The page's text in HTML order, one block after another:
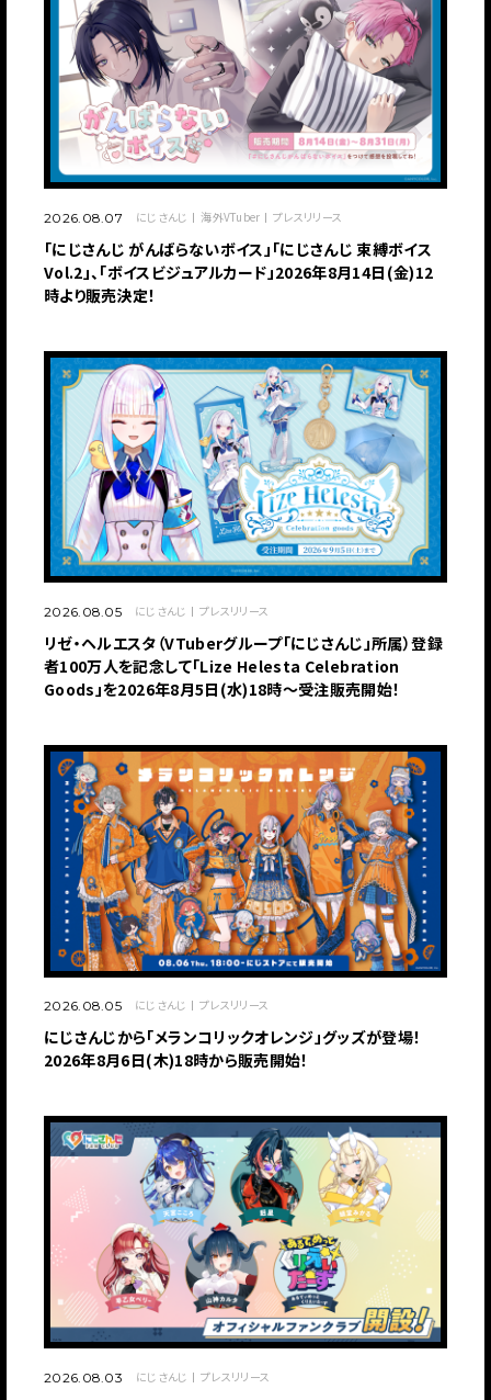
2026.08.07 にじさんじ 海外VTuber プレスリリース
「にじさんじ がんばらないボイス」「にじさんじ 束縛ボイス
Vol.2」、「ボイスビジュアルカード」2026年8月14日(金)12
時より販売決定！
2026.08.05 にじさんじ プレスリリース
リゼ・ヘルエスタ（VTuberグループ「にじさんじ」所属）登録
者100万人を記念して「Lize Helesta Celebration
Goods」を2026年8月5日(水)18時～受注販売開始！
2026.08.05 にじさんじ プレスリリース
にじさんじから「メランコリックオレンジ」グッズが登場！
2026年8月6日(木)18時から販売開始！
2026.08.03 にじさんじ プレスリリース